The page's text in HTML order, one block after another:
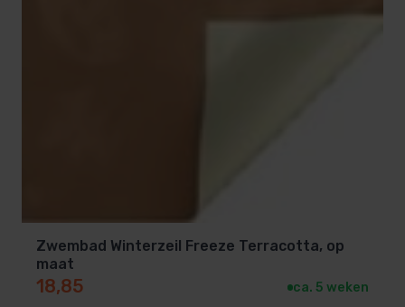
Zwembad Winterzeil Freeze Terracotta, op
maat
18,85 ca. 5 weken